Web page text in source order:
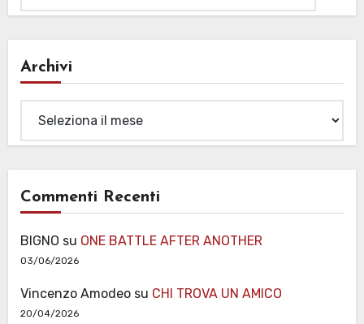
Archivi
Commenti Recenti
BIGNO su ONE BATTLE AFTER ANOTHER
03/06/2026
Vincenzo Amodeosu CHI TROVA UN AMICO
20/04/2026